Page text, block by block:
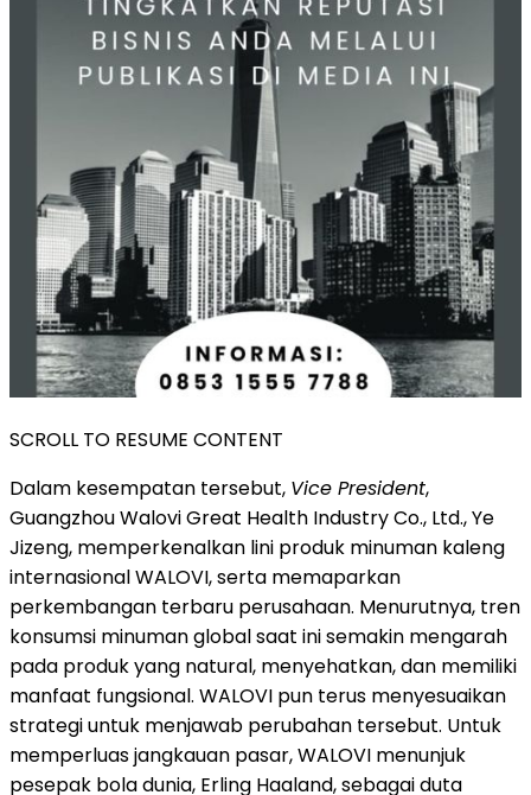
SCROLL TO RESUME CONTENT
Dalam kesempatan tersebut, Vice President,
Guangzhou Walovi Great Health Industry Co., Ltd., Ye
Jizeng, memperkenalkan lini produk minuman kaleng
internasional WALOVI, serta memaparkan
perkembangan terbaru perusahaan. Menurutnya, tren
konsumsi minuman global saat ini semakin mengarah
pada produk yang natural, menyehatkan, dan memiliki
manfaat fungsional. WALOVI pun terus menyesuaikan
strategi untuk menjawab perubahan tersebut. Untuk
memperluas jangkauan pasar, WALOVI menunjuk
pesepak bola dunia, Erling Haaland, sebagai duta